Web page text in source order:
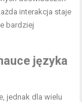
interakcja staje
bardziej
języka
jednak dla wielu